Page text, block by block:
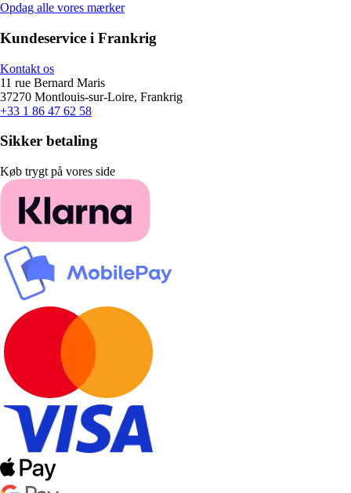
Opdag alle vores mærker
Kundeservice i Frankrig
Kontakt os
11 rue Bernard Maris
37270 Montlouis-sur-Loire, Frankrig
+33 1 86 47 62 58
Sikker betaling
Køb trygt på vores side